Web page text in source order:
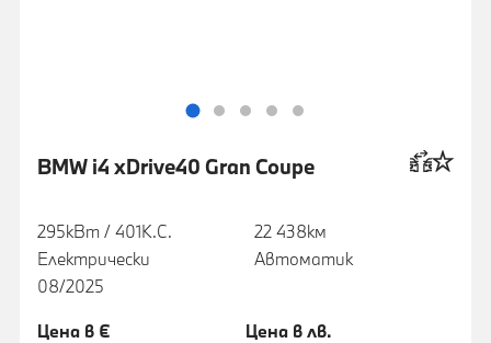
BMW i4 xDrive40 Gran Coupe
295кВт / 401К.С.
Електрически
08/2025
22 438км
Автоматик
Цена в € Цена в лв.